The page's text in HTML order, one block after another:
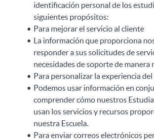
identificación personal de los
siguientes propósitos:
Para mejorar el servicio al cliente
La información que proporciona
responder a sus solicitudes de
necesidades de soporte de manera
Para personalizar la experiencia
Podemos usar información en
comprender cómo nuestros
usan los servicios y recursos
nuestra Escuela.
Para enviar correos electrónicos